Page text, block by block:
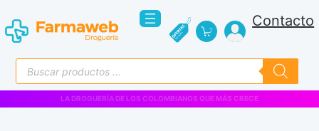
al
contenido
Contacto
Búsqueda
de
productos
VENTAS EMPRESARIALES